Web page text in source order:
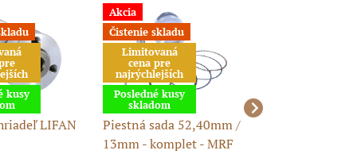
kusy
LIFAN
Akcia
Čistenie skladu
Limitovaná
cena pre
najrýchlejších
Posledné kusy
skladom
Piestná sada 52,40mm /
13mm - komplet - MRF